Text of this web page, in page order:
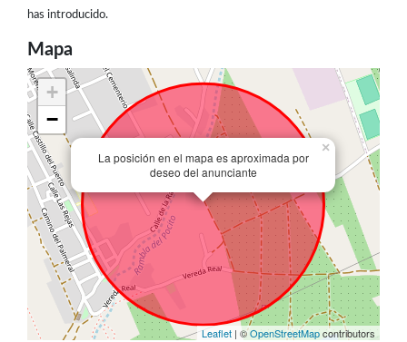
has introducido.
Mapa
La posición en el mapa es aproximada por
deseo del anunciante
×
+
−
Leaflet | ©OpenStreetMapcontributors